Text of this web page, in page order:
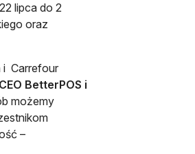
lipca do 2
oraz
i Carrefour
BetterPOS i
możemy
–